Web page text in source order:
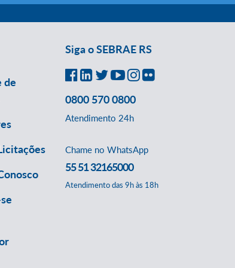
de
Siga o SEBRAE RS
0800 570 0800
Atendimento 24h
Chame no WhatsApp
55 51 32165000
Atendimento das 9h às 18h